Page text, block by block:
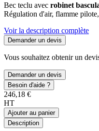
Bec teclu avec robinet
Régulation d'air, flamme
Voir la description complète
Demander un devis
Vous souhaitez obtenir un
Demander un devis
Besoin d'aide ?
246,18 €
HT
Ajouter au panier
Description